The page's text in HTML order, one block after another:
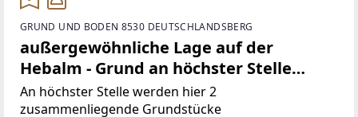
GRUND UND BODEN 8530 DEUTSCHLANDSBERG
außergewöhnliche Lage auf der
Hebalm - Grund an höchster Stelle
(Provisionsfrei)
An höchster Stelle werden hier 2
zusammenliegende Grundstücke